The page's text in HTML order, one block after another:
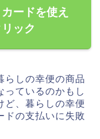
ードを使え
ック
らしの幸便の商品
っているのかもし
ど、暮らしの幸便
ドの支払いに失敗